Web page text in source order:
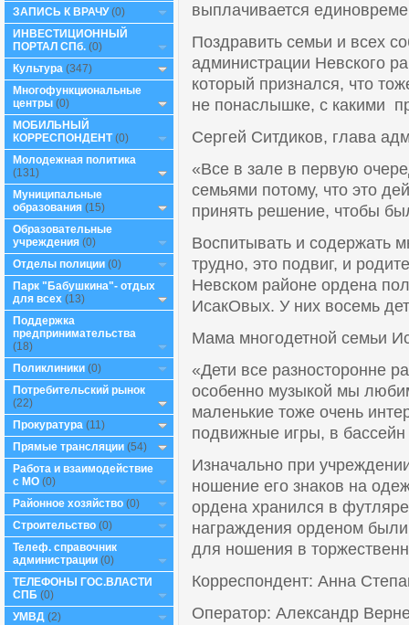
ЗАПИСЬ К ВРАЧУ(0)
ИНВЕСТИЦИОННЫЙ
ПОРТАЛ СПб. (0)
Культура (347)
Многофункциональные
центры (0)
МОБИЛЬНЫЙ
КОРРЕСПОНДЕНТ(0)
Молодежная политика
(131)
Муниципальные
образования (15)
Образовательные
учреждения (0)
Отделы полиции (0)
Парк "Бабушкина"- отдых
для всех (13)
Поддержка
предпринимательства
(18)
Поликлиники (0)
Потребительский рынок
(22)
Прокуратура (11)
Прямые трансляции (54)
Работа и взаимодействие
с МО (0)
Районное хозяйство (0)
Строительство (0)
Телеф. справочник
администрации (0)
ТЕЛЕФОНЫ ГОС.ВЛАСТИ
СПБ (0)
УМВД (2)
выплачивается
Поздравить семьи и всех
администрации Невского
который признался, что
не понаслышке, с какими
Сергей Ситдиков, глава
«Все в зале в первую
семьями потому, что это
принять решение, чтобы
Воспитывать и содержать
трудно, это подвиг, и
Невском районе ордена
ИсакОвых. У них восемь
Мама многодетной семьи
«Дети все разносторонне
особенно музыкой мы
маленькие тоже очень
подвижные игры, в
Изначально при
ношение его знаков на
ордена хранился в
награждения орденом
для ношения в
Корреспондент: Анна
Оператор: Александр